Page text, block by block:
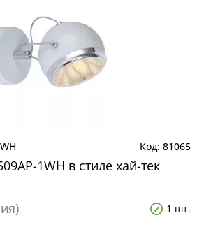
81065
1WH в стиле хай-тек
1 шт.